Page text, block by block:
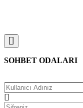
SOHBET ODALARI